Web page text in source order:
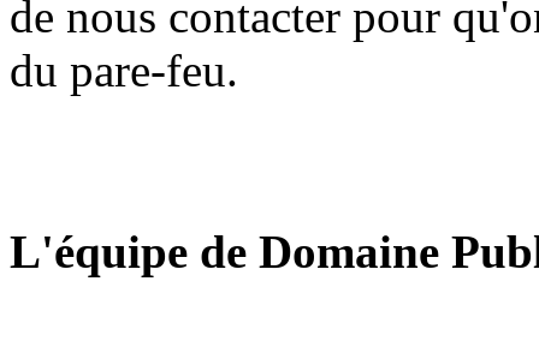
de nous contacter pour
du pare-feu.
L'équipe de Domaine